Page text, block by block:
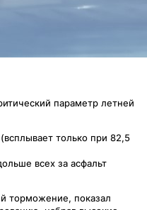
параметр летней
только при 82,5
всех за асфальт
торможение, показал